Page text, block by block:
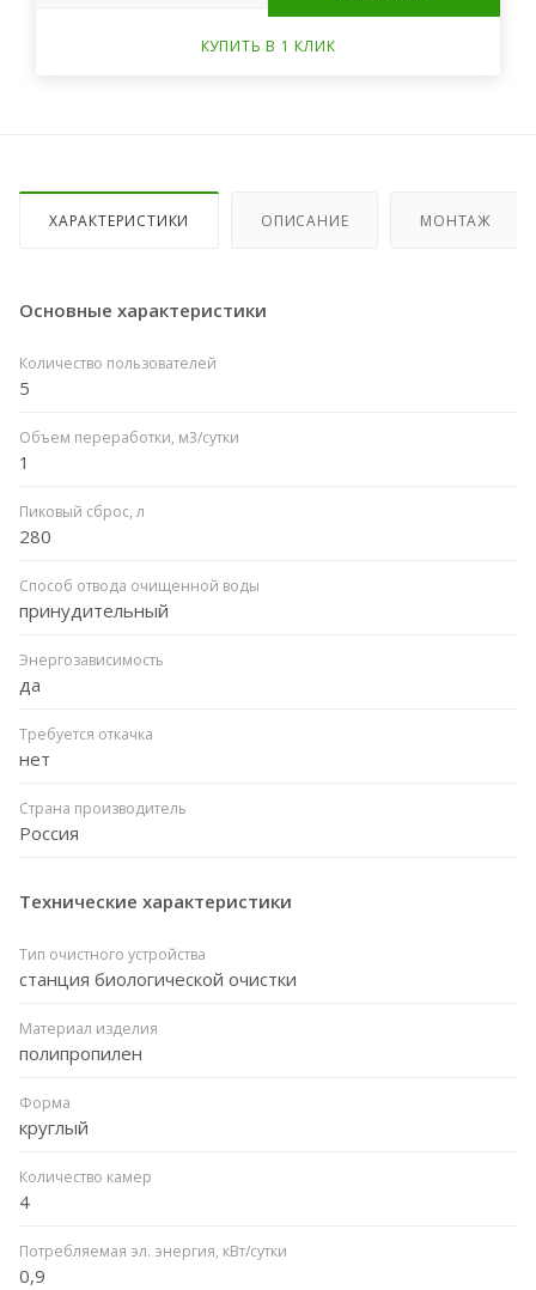
КУПИТЬ В 1 КЛИК
ХАРАКТЕРИСТИКИ ОПИСАНИЕ МОНТАЖ
Основные характеристики
Количество пользователей
5
Объем переработки, м3/сутки
1
Пиковый сброс, л
280
Способ отвода очищенной воды
принудительный
Энергозависимость
да
Требуется откачка
нет
Страна производитель
Россия
Технические характеристики
Тип очистного устройства
станция биологической очистки
Материал изделия
полипропилен
Форма
круглый
Количество камер
4
Потребляемая эл. энергия, кВт/сутки
0,9